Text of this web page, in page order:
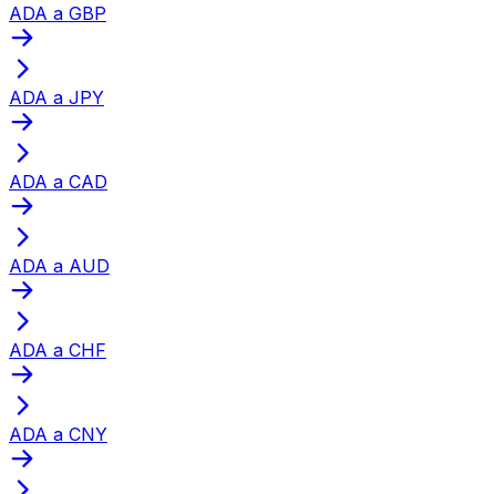
ADA a GBP
ADA a JPY
ADA a CAD
ADA a AUD
ADA a CHF
ADA a CNY